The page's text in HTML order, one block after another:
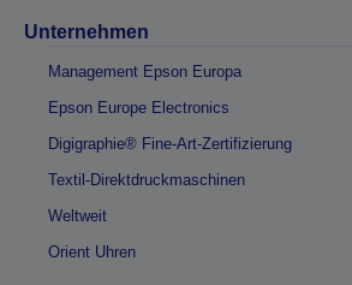
Unternehmen
Management Epson Europa
Epson Europe Electronics
Digigraphie® Fine-Art-Zertifizierung
Textil-Direktdruckmaschinen
Weltweit
Orient Uhren